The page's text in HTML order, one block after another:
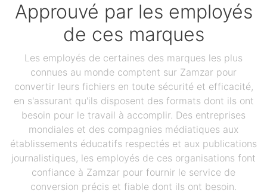
Approuvé par les employés
de ces marques
Les employés de certaines des marques les plus
connues au monde comptent sur Zamzar pour
convertir leurs fichiers en toute sécurité et efficacité,
en s'assurant qu'ils disposent des formats dont ils ont
besoin pour le travail à accomplir. Des entreprises
mondiales et des compagnies médiatiques aux
établissements éducatifs respectés et aux publications
journalistiques, les employés de ces organisations font
confiance à Zamzar pour fournir le service de
conversion précis et fiable dont ils ont besoin.